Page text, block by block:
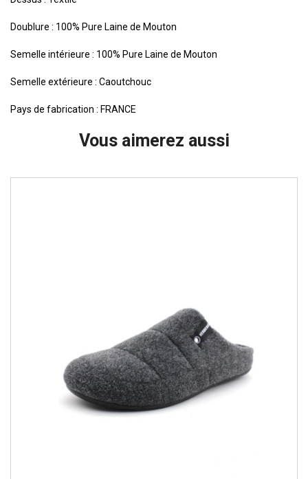
Doublure : 100% Pure Laine de Mouton
Semelle intérieure : 100% Pure Laine de Mouton
Semelle extérieure : Caoutchouc
Pays de fabrication : FRANCE
Vous aimerez aussi